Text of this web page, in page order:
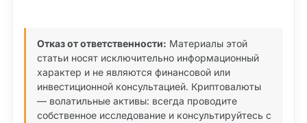
Отказ от ответственности: Материалы этой
статьи носят исключительно информационный
характер и не являются финансовой или
инвестиционной консультацией. Криптовалюты
— волатильные активы: всегда проводите
собственное исследование и консультируйтесь с